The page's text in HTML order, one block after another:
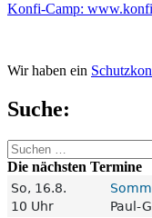
Konfi-Camp:
Wir haben ein
Suche:
Suchen
nach:
Die nächsten Termine